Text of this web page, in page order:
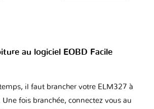
au logiciel EOBD Facile
il faut brancher votre ELM327 à
fois branchée, connectez vous au